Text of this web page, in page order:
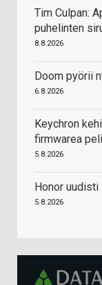
Tim Culpan:
puhelinten
8.8.2026
Doom pyörii
6.8.2026
Keychron
firmwarea
5.8.2026
Honor uudisti
5.8.2026